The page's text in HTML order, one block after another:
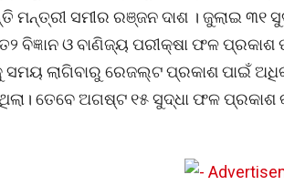
ମନ୍ତ୍ରୀ ସମୀର ରଞ୍ଜନ ଦାଶ । ଜୁଲାଇ ୩୧
ବିଜ୍ଞାନ ଓ ବାଣିଜ୍ୟ ପରୀକ୍ଷା ଫଳ
ସମୟ ଲାଗିବାରୁ ରେଜଲ୍ଟ ପ୍ରକାଶ ପାଇଁ
ତେବେ ଅଗଷ୍ଟ ୧୫ ସୁଦ୍ଧା ଫଳ